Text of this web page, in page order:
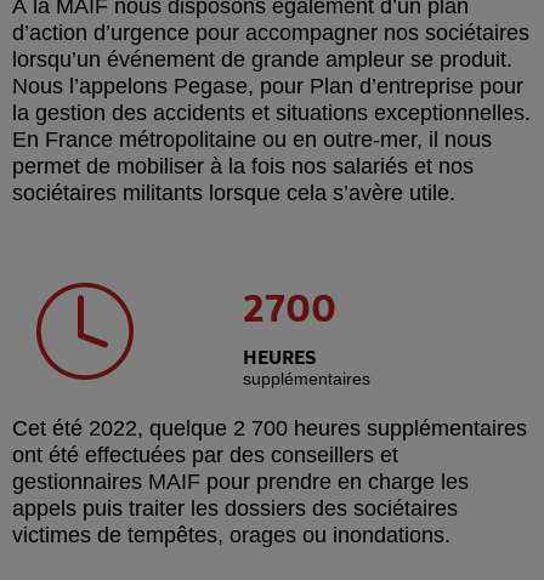
À la MAIF nous disposons également d’un plan
d’action d’urgence pour accompagner nos sociétaires
lorsqu’un événement de grande ampleur se produit.
Nous l’appelons Pegase, pour Plan d’entreprise pour
la gestion des accidents et situations exceptionnelles.
En France métropolitaine ou en outre-mer, il nous
permet de mobiliser à la fois nos salariés et nos
sociétaires militants lorsque cela s’avère utile.
2700
HEURES
supplémentaires
Cet été 2022, quelque 2 700 heures supplémentaires
ont été effectuées par des conseillers et
gestionnaires MAIF pour prendre en charge les
appels puis traiter les dossiers des sociétaires
victimes de tempêtes, orages ou inondations.